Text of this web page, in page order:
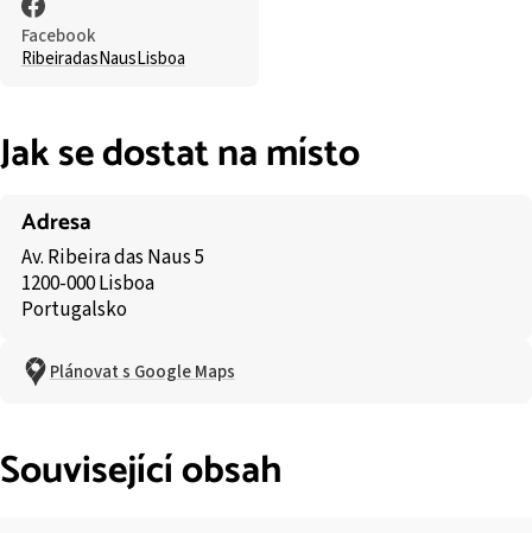
Facebook
RibeiradasNausLisboa
Jak se dostat na místo
Adresa
Av. Ribeira das Naus 5
1200-000 Lisboa
Portugalsko
Plánovat s Google Maps
Související obsah